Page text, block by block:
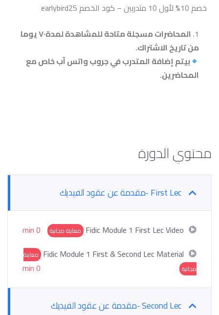
خصم 10% لأول 10 متدربين – كود الخصم earlybird25
المحاضرات مسجلة متاحة للمشاهدة لمدة٧٠ يوما
من تاريخ الاشتراك.
بيتم إضافة المتدرب في جروب واتس آب خاص مع
المحاضرين.
محتوي الدورة
First Lec -مقدمة عن عقود الفيديك
Fidic Module 1 First Lec Video معاينة مجانية
0 min
Fidic Module 1 First & Second Lec Material معاينة
مجانية
0 min
Second Lec -مقدمة عن عقود الفيديك